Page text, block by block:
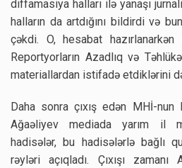
diffamasiya halları ilə yanaşı
halların da artdığını bildirdi və
çəkdi. O, hesabat hazırlanarkən
Reportyorların Azadlıq və
materiallardan istifadə etdiklərini
Daha sonra çıxış edən MHİ-
Ağaəliyev mediada yarım il
hadisələr, bu hadisələrlə bağlı
rəyləri açıqladı. Çıxışı